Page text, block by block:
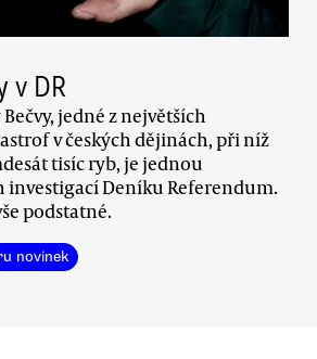
v DR
jedné z největších
v českých dějinách, při níž
tisíc ryb, je jednou
investigací Deníku Referendum.
podstatné.
novinek